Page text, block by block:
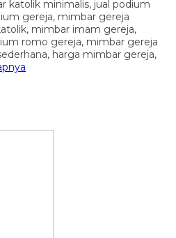
katolik minimalis, jual podium
gereja, mimbar gereja
mimbar imam gereja,
romo gereja, mimbar gereja
harga mimbar gereja,